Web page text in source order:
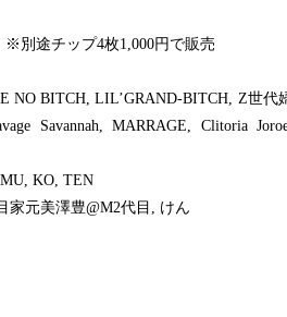
※別途チップ4枚1,000円で販売
NO BITCH, LIL’GRAND-BITCH, Z世代
Savannah, MARRAGE, Clitoria
KO, TEN
家元美澤豊@M2代目, けん